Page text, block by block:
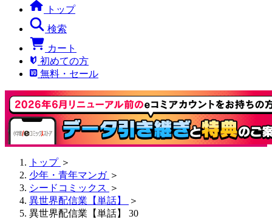
トップ
検索
カート
初めての方
無料・セール
トップ ＞
少年・青年マンガ ＞
シードコミックス ＞
異世界配信業【単話】
＞
異世界配信業【単話】 30